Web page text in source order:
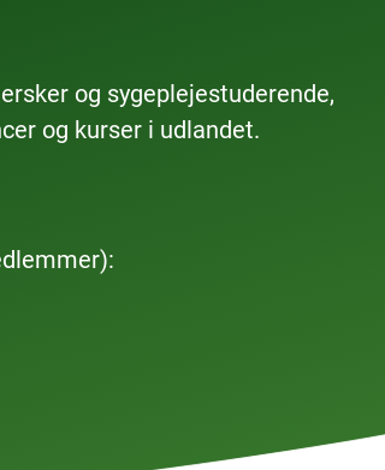
og sygeplejestuderende,
og kurser i udlandet.